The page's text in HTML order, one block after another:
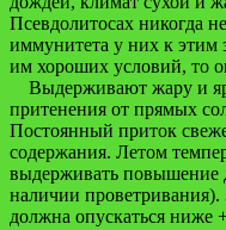
Псевдолитосах никогда
иммунитета у них к этим
им хороших условий, то
Выдерживают жару и
притенения от прямых
Постоянный приток
содержания. Летом
выдерживать повышение
наличии
должна опускаться ниже